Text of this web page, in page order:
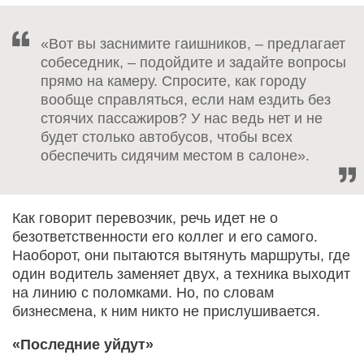
«Вот вы заснимите гаишников, – предлагает
собеседник, – подойдите и задайте вопросы
прямо на камеру. Спросите, как городу
вообще справляться, если нам ездить без
стоячих пассажиров? У нас ведь нет и не
будет столько автобусов, чтобы всех
обеспечить сидячим местом в салоне».
Как говорит перевозчик, речь идет не о
безответственности его коллег и его самого.
Наоборот, они пытаются вытянуть маршруты, где
один водитель заменяет двух, а техника выходит
на линию с поломками. Но, по словам
бизнесмена, к ним никто не прислушивается.
«Последние уйдут»